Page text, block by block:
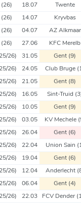
(26) 18.07 Twente
(26) 14.07 Kryvbas
(26) 04.07 AZ Alkmaar
(26) 27.06 KFC Merelb
26) 31.05 Gent (9)
26) 24.05 Club Bruge
26) 21.05 Gent (8)
26) 16.05 Sint-Truid
26) 10.05 Gent (9)
26) 03.05 KV Mechele
26) 26.04 Gent (6)
26) 22.04 Union Sain
26) 19.04 Gent (6)
26) 12.04 Anderlecht
26) 06.04 Gent (4)
26) 22.03 FCV Dender